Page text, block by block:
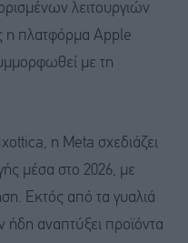
λειτουργιών
η πλατφόρμα Apple
με τη
η Μeta σχεδιάζει
μέσα στο 2026, με
Εκτός από τα γυαλιά
αναπτύξει προϊόντα